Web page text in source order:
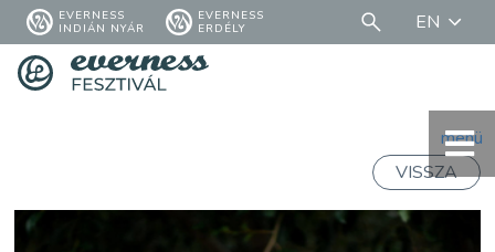
EVERNESS
INDIÁN NYÁR
EVERNESS
ERDÉLY
EN
menü
VISSZA